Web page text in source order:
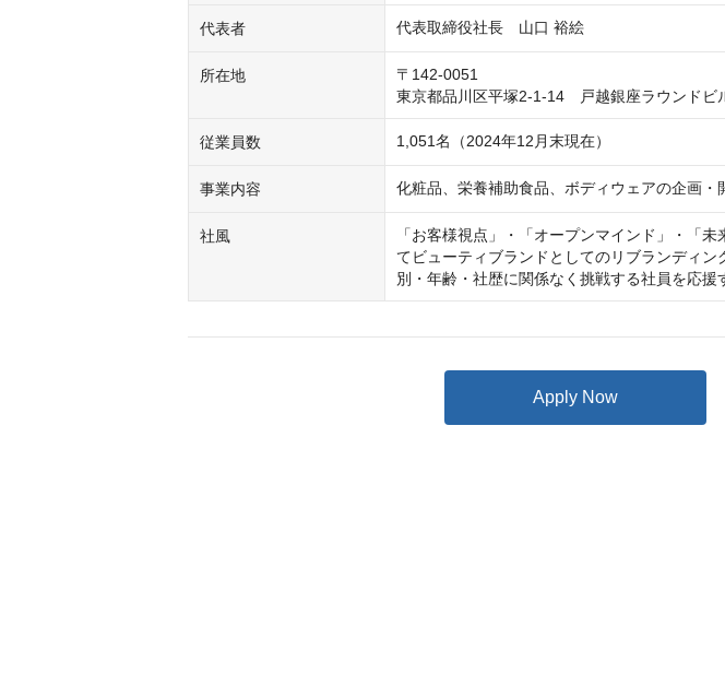
代表者 代表取締役社長　山口 裕絵
所在地
〒142-0051
従業員数 1,051名（2024年12月末現在）
事業内容 化粧品、栄養補助食品、ボディウェアの企画・
社風
「お客様視点」・「オープンマインド」・「
てビューティブランドとしてのリブランディン
別・年齢・社歴に関係なく挑戦する社員を応援
Apply Now